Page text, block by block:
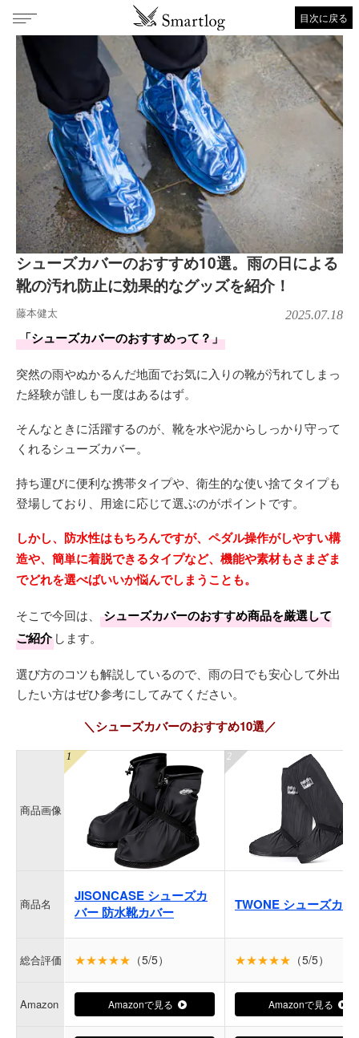
目次に戻る
シューズカバーのおすすめ10選。雨の日による
靴の汚れ防止に効果的なグッズを紹介！
藤本健太 2025.07.18
「シューズカバーのおすすめって？」
突然の雨やぬかるんだ地面でお気に入りの靴が汚れてしまっ
た経験が誰しも一度はあるはず。
そんなときに活躍するのが、靴を水や泥からしっかり守って
くれるシューズカバー。
持ち運びに便利な携帯タイプや、衛生的な使い捨てタイプも
登場しており、用途に応じて選ぶのがポイントです。
しかし、防水性はもちろんですが、ペダル操作がしやすい構
造や、簡単に着脱できるタイプなど、機能や素材もさまざま
でどれを選べばいいか悩んでしまうことも。
そこで今回は、
シューズカバーのおすすめ商品を厳選して
ご紹介 します。
選び方のコツも解説しているので、雨の日でも安心して外出
したい方はぜひ参考にしてみてください。
＼シューズカバーのおすすめ10選／
商品画像
商品名
JISONCASE シューズカ
バー 防水靴カバー
TWONE シューズカバ
総合評価 ★★★★★ （5/5） ★★★★★ （5/5）
Amazon Amazonで見る Amazonで見る